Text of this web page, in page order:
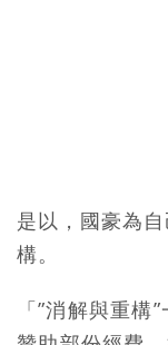
是以，國豪為
構。
「”消解與重